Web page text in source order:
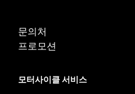
문의처
프로모션
모터사이클 서비스